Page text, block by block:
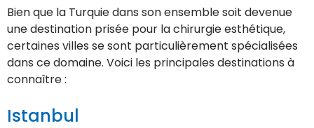
Bien que la Turquie dans son ensemble soit devenue
une destination prisée pour la chirurgie esthétique,
certaines villes se sont particulièrement spécialisées
dans ce domaine. Voici les principales destinations à
connaître :
Istanbul